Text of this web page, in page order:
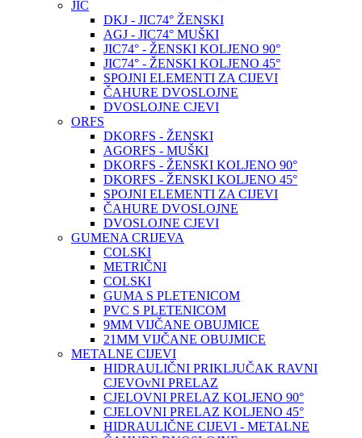
JIC
DKJ - JIC74° ŽENSKI
AGJ - JIC74° MUŠKI
JIC74° - ŽENSKI KOLJENO 90°
JIC74° - ŽENSKI KOLJENO 45°
SPOJNI ELEMENTI ZA CIJEVI
ČAHURE DVOSLOJNE
DVOSLOJNE CJEVI
ORFS
DKORFS - ŽENSKI
AGORFS - MUŠKI
DKORFS - ŽENSKI KOLJENO 90°
DKORFS - ŽENSKI KOLJENO 45°
SPOJNI ELEMENTI ZA CIJEVI
ČAHURE DVOSLOJNE
DVOSLOJNE CJEVI
GUMENA CRIJEVA
COLSKI
METRIČNI
COLSKI
GUMA S PLETENICOM
PVC S PLETENICOM
9MM VIJČANE OBUJMICE
21MM VIJČANE OBUJMICE
METALNE CIJEVI
HIDRAULIČNI PRIKLJUČAK RAVNI
CJEVOvNI PRELAZ
CJELOVNI PRELAZ KOLJENO 90°
CJELOVNI PRELAZ KOLJENO 45°
HIDRAULIČNE CIJEVI - METALNE